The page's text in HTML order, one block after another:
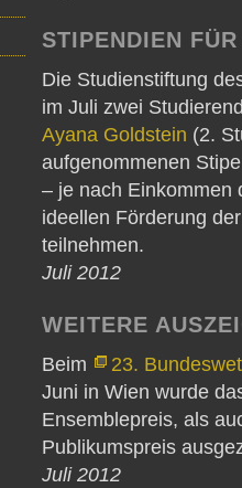
STIPENDIEN
Die Studienstiftung
im Juli zwei
Ayana Goldstein (2.
aufgenommenen
– je nach Einkommen
ideellen Förderung
teilnehmen.
Juli 2012
WEITERE
Beim
23.
Juni in Wien wurde
Ensemblepreis, als
Publikumspreis
Juli 2012